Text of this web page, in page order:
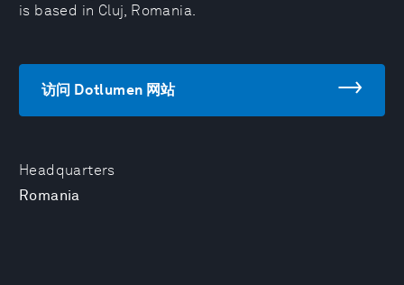
Headquarters
Romania
is based in Cluj, Romania.
访问 Dotlumen 网站